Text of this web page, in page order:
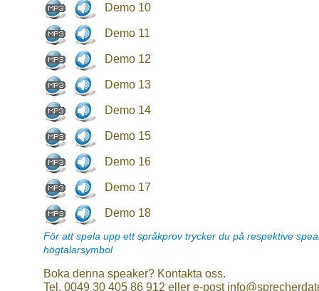
Demo 10
Demo 11
Demo 12
Demo 13
Demo 14
Demo 15
Demo 16
Demo 17
Demo 18
För att spela upp ett språkprov trycker du på respektive
högtalarsymbol
Boka denna speaker? Kontakta oss.
Tel. 0049 30 405 86 912 eller e-post